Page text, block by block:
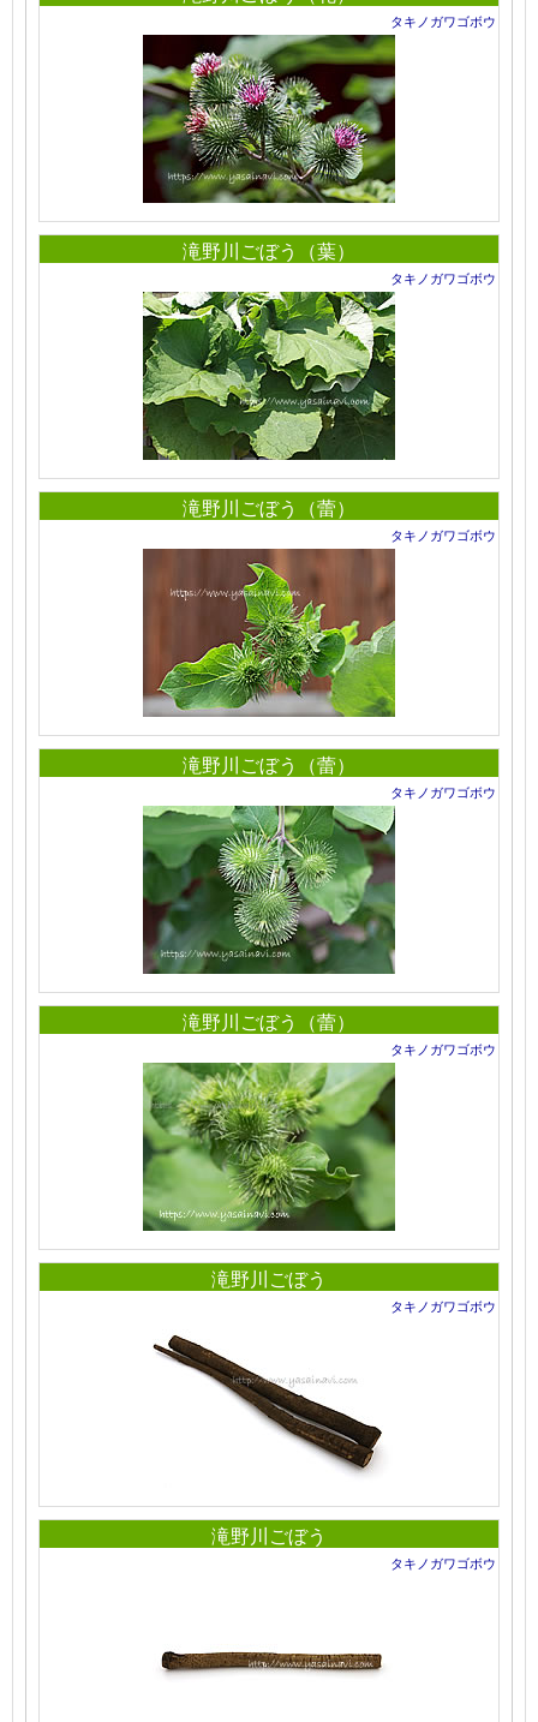
タキノガワゴボウ
滝野川ごぼう（葉）
タキノガワゴボウ
滝野川ごぼう（蕾）
タキノガワゴボウ
滝野川ごぼう（蕾）
タキノガワゴボウ
滝野川ごぼう（蕾）
タキノガワゴボウ
滝野川ごぼう
タキノガワゴボウ
滝野川ごぼう
タキノガワゴボウ